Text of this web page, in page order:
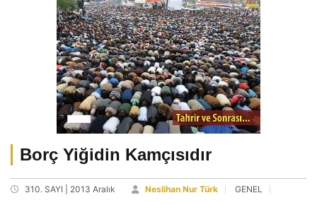
Borç Yiğidin Kamçısıdır
310. SAYI | 2013 Aralık Neslihan Nur Türk GENEL